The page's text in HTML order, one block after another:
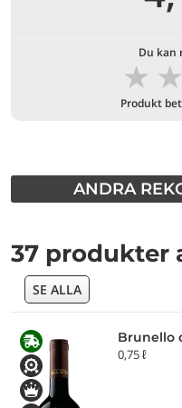
Du kan
★
★
Produkt
ANDRA
37 produkter
SE ALLA
Brunello
0,75 ℓ